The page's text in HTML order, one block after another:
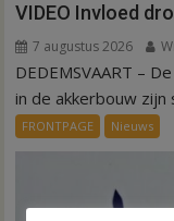
VIDEO Invloed
7 augustus 2026
DEDEMSVAART –
in de akkerbouw zijn
FRONTPAGE Nieuws